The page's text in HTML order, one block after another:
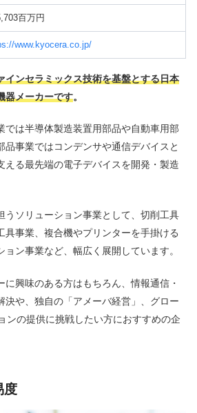
百万円
www.kyocera.co.jp/
インセラミックス技術を基盤とする日本
器メーカーです。
では半導体製造装置用部品や自動車用部
品事業ではコンデンサや通信デバイスと
える最先端の電子デバイスを開発・製造
うソリューション事業として、切削工具
具事業、複合機やプリンターを手掛ける
ョン事業など、幅広く展開しています。
に興味のある方はもちろん、情報通信・
決や、独自の「アメーバ経営」、グロー
ンの提供に挑戦したい方におすすめの企
度